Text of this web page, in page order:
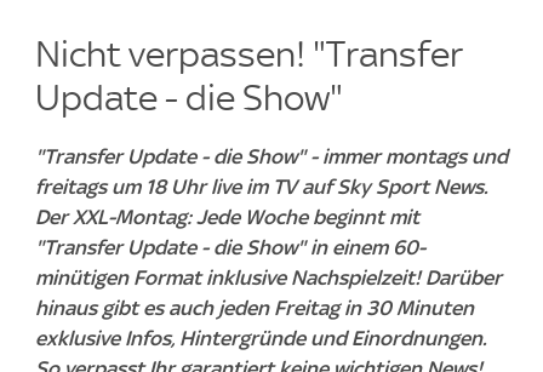
Nicht verpassen! "Transfer
Update - die Show"
"Transfer Update - die Show" - immer montags und
freitags um 18 Uhr live im TV auf Sky Sport News.
Der XXL-Montag: Jede Woche beginnt mit
"Transfer Update - die Show" in einem 60-
minütigen Format inklusive Nachspielzeit! Darüber
hinaus gibt es auch jeden Freitag in 30 Minuten
exklusive Infos, Hintergründe und Einordnungen.